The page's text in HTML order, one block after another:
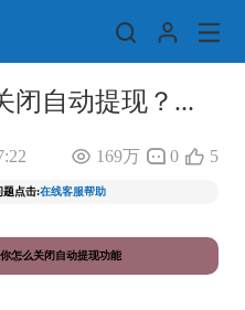
闭自动提现？...
169万 0 5
题点击:在线客服帮助
怎么关闭自动提现功能